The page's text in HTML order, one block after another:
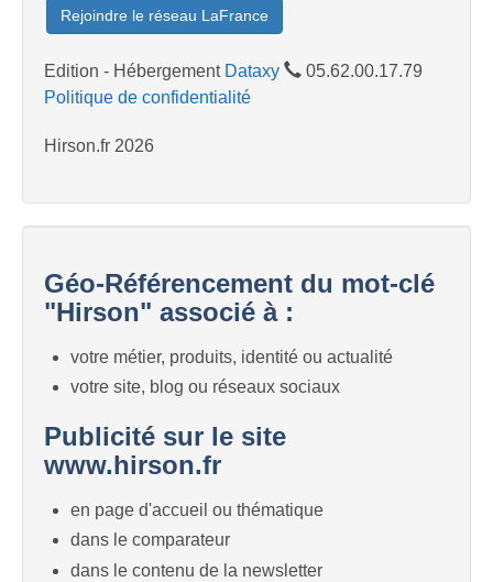
Rejoindre le réseau LaFrance
Edition - Hébergement Dataxy
05.62.00.17.79
Politique de confidentialité
Hirson.fr 2026
Géo-Référencement du mot-clé
"Hirson" associé à :
votre métier, produits, identité ou actualité
votre site, blog ou réseaux sociaux
Publicité sur le site
www.hirson.fr
en page d'accueil ou thématique
dans le comparateur
dans le contenu de la newsletter